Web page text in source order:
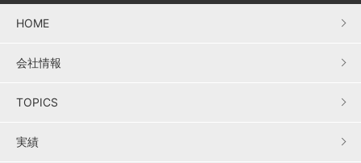
HOME
会社情報
TOPICS
実績